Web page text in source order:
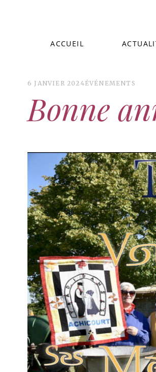
ACCUEIL
6 JANVIER 2024ÉVÉNEMENTS
Bonne